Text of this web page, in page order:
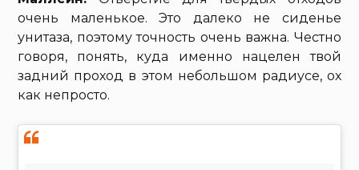
очень маленькое. Это далеко не сиденье
унитаза, поэтому точность очень важна. Честно
говоря, понять, куда именно нацелен твой
задний проход в этом небольшом радиусе, ох
как непросто.